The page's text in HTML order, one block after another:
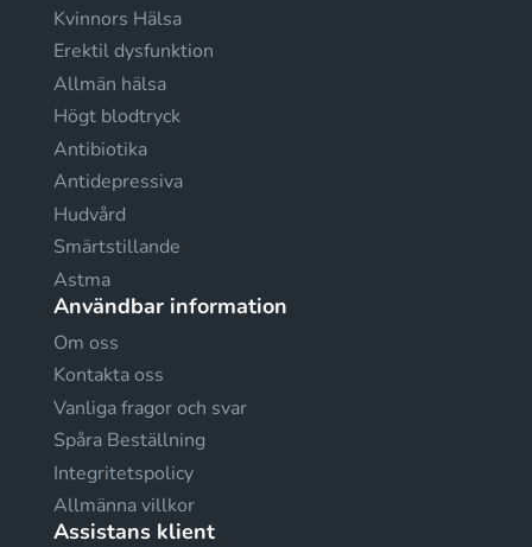
Kvinnors Hälsa
Erektil dysfunktion
Allmän hälsa
Högt blodtryck
Antibiotika
Antidepressiva
Hudvård
Smärtstillande
Astma
Användbar information
Om oss
Kontakta oss
Vanliga fragor och svar
Spåra Beställning
Integritetspolicy
Allmänna villkor
Assistans klient